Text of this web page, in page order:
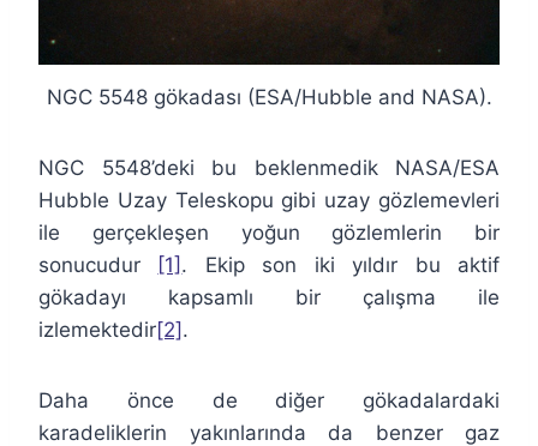
NGC 5548 gökadası (ESA/Hubble and NASA).
NGC 5548’deki bu beklenmedik NASA/ESA
Hubble Uzay Teleskopu gibi uzay gözlemevleri
ile gerçekleşen yoğun gözlemlerin bir
sonucudur
[1] . Ekip son iki yıldır bu aktif
gökadayı kapsamlı bir çalışma ile
izlemektedir[2].
Daha önce de diğer gökadalardaki
karadeliklerin yakınlarında da benzer gaz